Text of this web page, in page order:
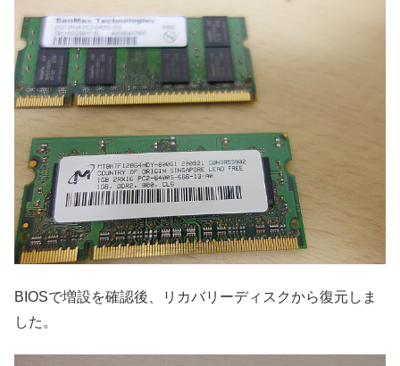
BIOSで増設を確認後、リカバリーディスクから復元しま
した。